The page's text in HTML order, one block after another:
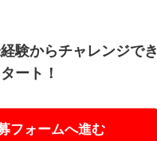
験からチャレンジでき
ート！
フォームへ進む